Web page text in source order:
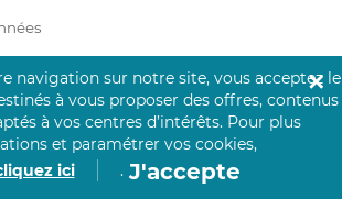
navigation sur notre site, vous acceptez le
à vous proposer des offres, contenus
à vos centres d’intérêts. Pour plus
et paramétrer vos cookies,
ici
. J'accepte
✕